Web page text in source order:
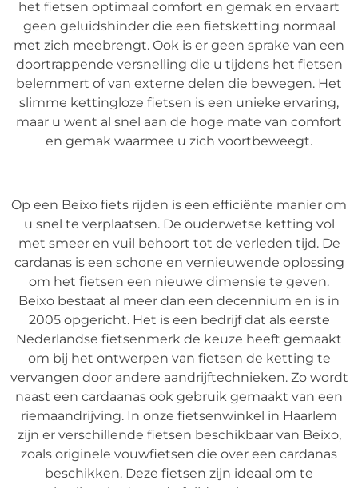
het fietsen optimaal comfort en gemak en ervaart
geen geluidshinder die een fietsketting normaal
met zich meebrengt. Ook is er geen sprake van een
doortrappende versnelling die u tijdens het fietsen
belemmert of van externe delen die bewegen. Het
slimme kettingloze fietsen is een unieke ervaring,
maar u went al snel aan de hoge mate van comfort
en gemak waarmee u zich voortbeweegt.
Op een Beixo fiets rijden is een efficiënte manier om
u snel te verplaatsen. De ouderwetse ketting vol
met smeer en vuil behoort tot de verleden tijd. De
cardanas is een schone en vernieuwende oplossing
om het fietsen een nieuwe dimensie te geven.
Beixo bestaat al meer dan een decennium en is in
2005 opgericht. Het is een bedrijf dat als eerste
Nederlandse fietsenmerk de keuze heeft gemaakt
om bij het ontwerpen van fietsen de ketting te
vervangen door andere aandrijftechnieken. Zo wordt
naast een cardaanas ook gebruik gemaakt van een
riemaandrijving. In onze fietsenwinkel in Haarlem
zijn er verschillende fietsen beschikbaar van Beixo,
zoals originele vouwfietsen die over een cardanas
beschikken. Deze fietsen zijn ideaal om te